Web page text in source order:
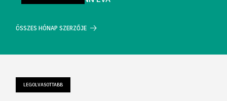
ÖSSZES HÓNAP SZERZŐJE
LEGOLVASOTTABB